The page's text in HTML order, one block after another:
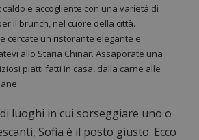
e accogliente con una varietà di
il brunch, nel cuore della città.
cercate un ristorante elegante e
allo Staria Chinar. Assaporate una
piatti fatti in casa, dalla carne alle
luoghi in cui sorseggiare uno o
Sofia è il posto giusto. Ecco